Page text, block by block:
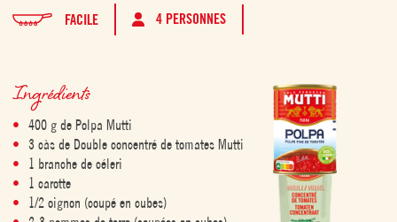
FACILE
4 PERSONNES
Ingrédients
400 g de Polpa Mutti
3 càs de Double concentré de tomates Mutti
1 branche de céleri
1 carotte
1/2 oignon (coupé en cubes)